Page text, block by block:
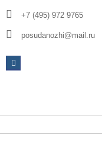
+7 (495) 972 9765
posudanozhi@mail.ru